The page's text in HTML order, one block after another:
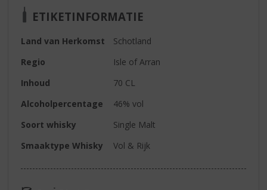
ETIKETINFORMATIE
Land van Herkomst
Schotland
Regio
Isle of Arran
Inhoud
70 CL
Alcoholpercentage
46% vol
Soort whisky
Single Malt
Smaaktype Whisky
Vol & Rijk